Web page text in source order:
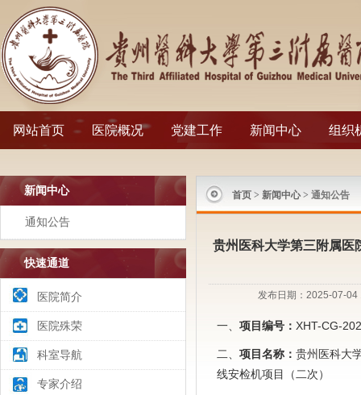
网站首页 医院概况 党建工作 新闻中心 组织
新闻中心
通知公告
快速通道
医院简介
医院殊荣
科室导航
专家介绍
首页 > 新闻中心 > 通知公告
贵州医科大学第三附属医
发布日期：2025-07-
一、 项目编号： XHT-CG-
二、 项目名称： 贵州医科大
线安检机项目（二次）